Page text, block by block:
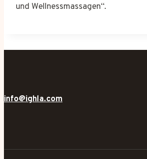
und Wellnessmassagen“.
info@ighla.com